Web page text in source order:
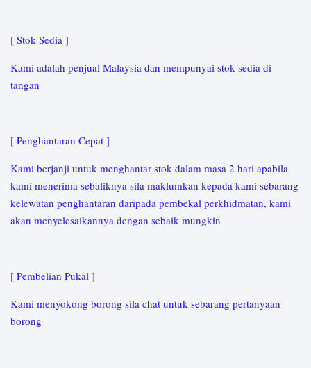
[ Stok Sedia ]
Kami adalah penjual Malaysia dan mempunyai stok sedia di
tangan
[ Penghantaran Cepat ]
Kami berjanji untuk menghantar stok dalam masa 2 hari apabila
kami menerima sebaliknya sila maklumkan kepada kami sebarang
kelewatan penghantaran daripada pembekal perkhidmatan, kami
akan menyelesaikannya dengan sebaik mungkin
[ Pembelian Pukal ]
Kami menyokong borong sila chat untuk sebarang pertanyaan
borong